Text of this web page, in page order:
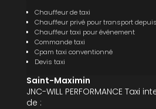
Chauffeur de taxi
Chauffeur privé pour transport
Chauffeur taxi pour événement
Commande taxi
Cpam taxi conventionné
Devis taxi
Saint-Maximin
JNC-WILL PERFORMANCE Taxi
de :